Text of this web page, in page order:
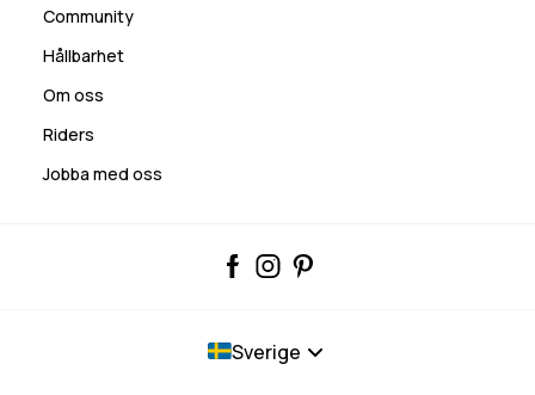
Community
Hållbarhet
Om oss
Riders
Jobba med oss
Sverige